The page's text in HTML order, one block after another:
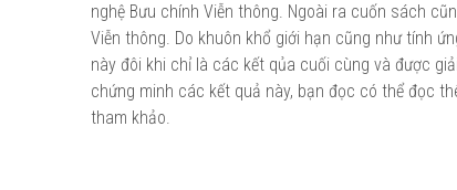
nghệ Bưu chính Viễn thông. Ngoài ra cuốn sách
Viễn thông. Do khuôn khổ giới hạn cũng như tính
này đôi khi chỉ là các kết qủa cuối cùng và được
chứng minh các kết quả này, bạn đọc có thể đọc
tham khảo.